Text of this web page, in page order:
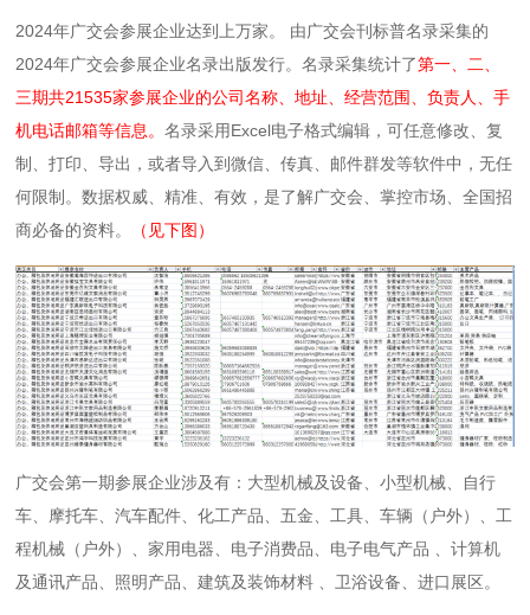
2024年广交会参展企业达到上万家。 由广交会刊标普名录采集的
2024年广交会参展企业名录出版发行。名录采集统计了第一、二、
三期共21535家参展企业的公司名称、地址、经营范围、负责人、手
机电话邮箱等信息。名录采用Excel电子格式编辑，可任意修改、复
制、打印、导出，或者导入到微信、传真、邮件群发等软件中，无任
何限制。数据权威、精准、有效，是了解广交会、掌控市场、全国招
商必备的资料。
（见下图）
广交会第一期参展企业涉及有：大型机械及设备、小型机械、自行
车、摩托车、汽车配件、化工产品、五金、工具、车辆（户外）、工
程机械（户外）、家用电器、电子消费品、电子电气产品 、计算机
及通讯产品、照明产品、建筑及装饰材料 、卫浴设备、进口展区。